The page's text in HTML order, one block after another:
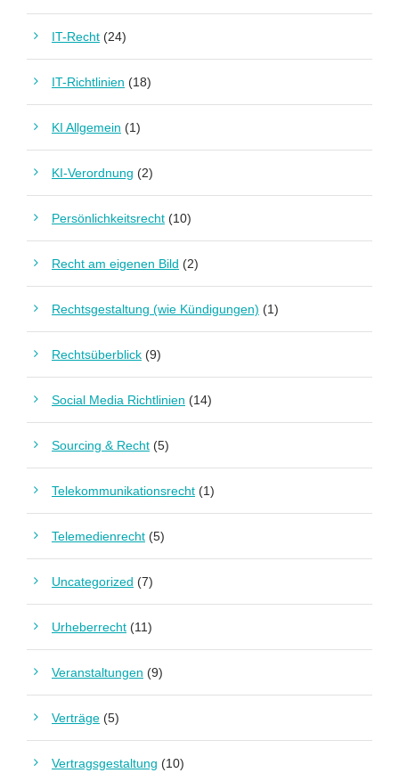
IT-Recht (24)
IT-Richtlinien (18)
KI Allgemein (1)
KI-Verordnung (2)
Persönlichkeitsrecht (10)
Recht am eigenen Bild (2)
Rechtsgestaltung (wie Kündigungen) (1)
Rechtsüberblick (9)
Social Media Richtlinien (14)
Sourcing & Recht (5)
Telekommunikationsrecht (1)
Telemedienrecht (5)
Uncategorized (7)
Urheberrecht (11)
Veranstaltungen (9)
Verträge (5)
Vertragsgestaltung (10)